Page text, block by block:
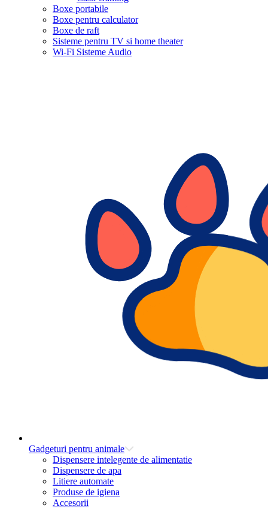
Boxe portabile
Boxe pentru calculator
Boxe de raft
Sisteme pentru TV si home theater
Wi-Fi Sisteme Audio
Gadgeturi pentru animale
Dispensere intelegente de alimentatie
Dispensere de apa
Litiere automate
Produse de igiena
Accesorii